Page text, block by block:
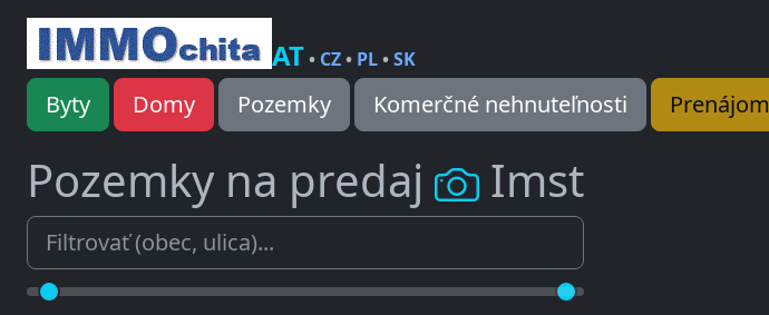
AT• CZ• PL•SK
Byty Domy Pozemky Komerčné nehnuteľnosti Prenájom
Pozemky na predaj Imst